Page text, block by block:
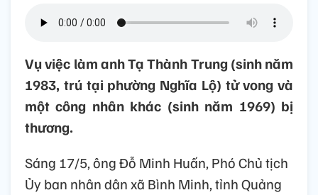
Vụ việc làm anh Tạ Thành Trung (sinh năm
1983, trú tại phường Nghĩa Lộ) tử vong và
một công nhân khác (sinh năm 1969) bị
thương.
Sáng 17/5, ông Đỗ Minh Huấn, Phó Chủ tịch
Ủy ban nhân dân xã Bình Minh, tỉnh Quảng